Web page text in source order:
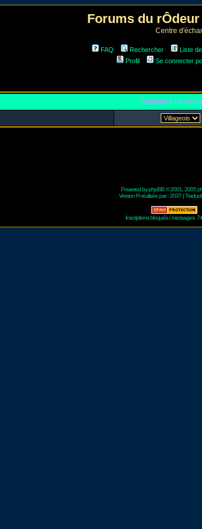
Forums du
Centre
FAQ Rechercher Liste
Profil
Se connecter
Rejoindre un
Powered byphpBB© 2001, 2005
Version Fr réalisée par :2037 |
Inscriptions bloqués / messages: